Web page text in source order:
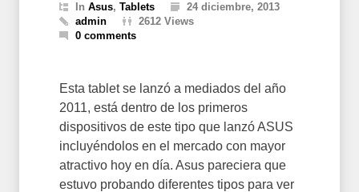
In Asus, Tablets
24 diciembre, 2013
admin
2612 Views
0 comments
Esta tablet se lanzó a mediados del año
2011, está dentro de los primeros
dispositivos de este tipo que lanzó ASUS
incluyéndolos en el mercado con mayor
atractivo hoy en día. Asus pareciera que
estuvo probando diferentes tipos para ver